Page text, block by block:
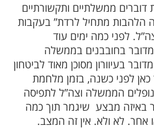
ממשלתיים ותקשורתיים
הלהבות מתחיל לרדת” בעקבות
לפני כמה ימים עוד
בחובבנים בממשלה
בעיוורון מסוכן מאוד לביטחון
לפני כשנה, בזמן מלחמת
נופלים הממשלה וצה”ל לתפיסה
באיזה מבצע שיגמר תוך כמה
אחר. לא ולא. אין זה המצב.